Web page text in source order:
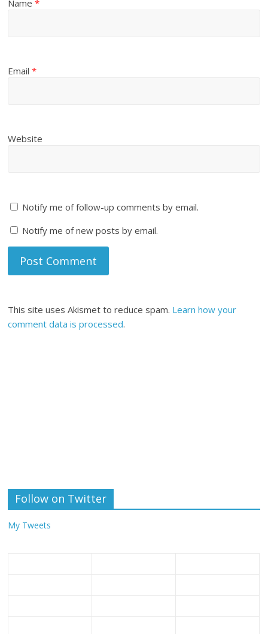
Name*
Email*
Website
Notify me of follow-up comments by email.
Notify me of new posts by email.
This site uses Akismet to reduce spam. Learn how your
comment data is processed.
Follow on Twitter
My Tweets